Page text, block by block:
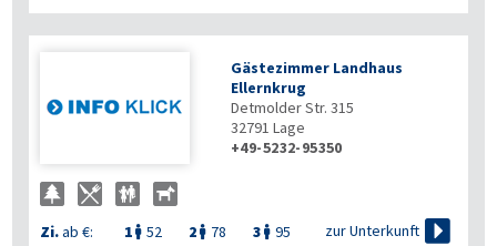
Gästezimmer Landhaus
Ellernkrug
Detmolder Str. 315
32791 Lage
+49-5232-95350
Zi.ab €: 1  52 2  78 3  95 zur Unterkunft 